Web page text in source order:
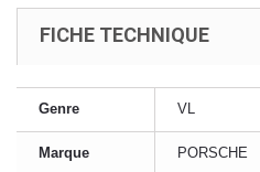
FICHE TECHNIQUE
Genre VL
Marque PORSCHE